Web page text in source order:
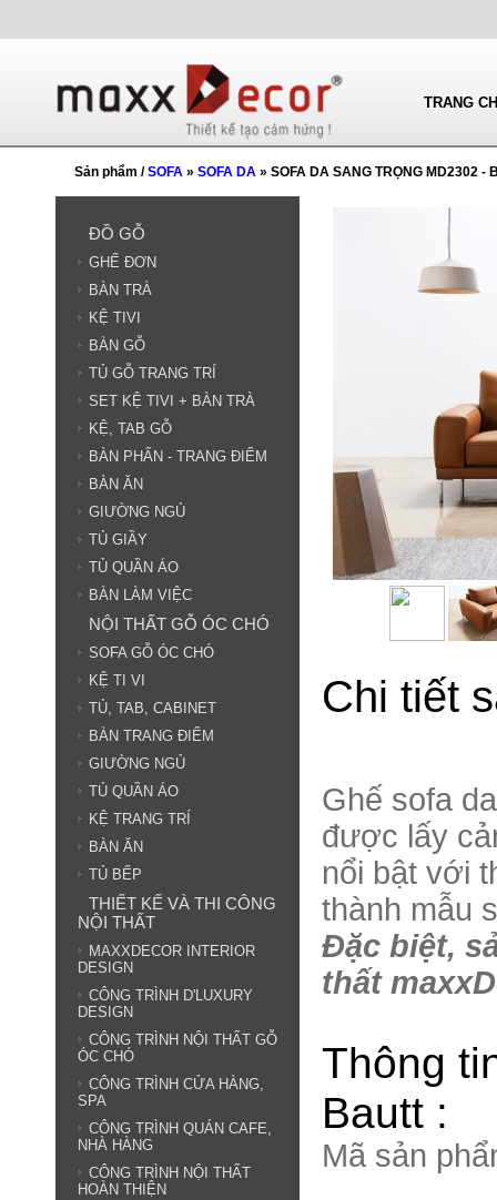
TRANG
Sản phẩm /SOFA » SOFA DA » SOFA DA SANG TRỌNG MD2302 -
Chi tiết
Ghế sofa
được lấy
nổi bật với
thành mẫu
Đặc biệt,
thất
Thông
Bautt :
Mã sản
ĐỒ GỖ
GHẾ ĐƠN
BÀN TRÀ
KỆ TIVI
BÀN GỖ
TỦ GỖ TRANG TRÍ
SET KỆ TIVI + BÀN TRÀ
KỆ, TAB GỖ
BÀN PHẤN - TRANG ĐIỂM
BÀN ĂN
GIƯỜNG NGỦ
TỦ GIẦY
TỦ QUẦN ÁO
BÀN LÀM VIỆC
NỘI THẤT GỖ ÓC CHÓ
SOFA GỖ ÓC CHÓ
KỆ TI VI
TỦ, TAB, CABINET
BÀN TRANG ĐIỂM
GIƯỜNG NGỦ
TỦ QUẦN ÁO
KỆ TRANG TRÍ
BÀN ĂN
TỦ BẾP
THIẾT KẾ VÀ THI CÔNG
NỘI THẤT
MAXXDECOR INTERIOR
DESIGN
CÔNG TRÌNH D'LUXURY
DESIGN
CÔNG TRÌNH NỘI THẤT GỖ
ÓC CHÓ
CÔNG TRÌNH CỬA HÀNG,
SPA
CÔNG TRÌNH QUÁN CAFE,
NHÀ HÀNG
CÔNG TRÌNH NỘI THẤT
HOÀN THIỆN